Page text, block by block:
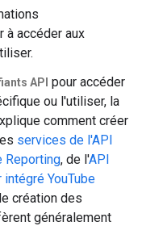
à accéder aux
API pour accéder
ou l'utiliser, la
comment créer
services de l'API
Reporting, de l'API
intégré YouTube
création des
généralement